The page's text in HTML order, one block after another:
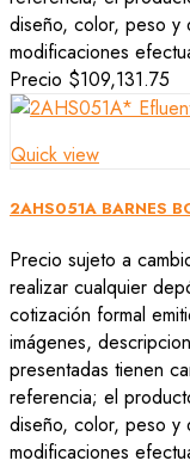
diseño, color, peso y
modificaciones
Precio $109,131.75
Quick view
2AHS051A BARNES
Precio sujeto a
realizar cualquier
cotización formal
imágenes,
presentadas tienen
referencia; el
diseño, color, peso y
modificaciones